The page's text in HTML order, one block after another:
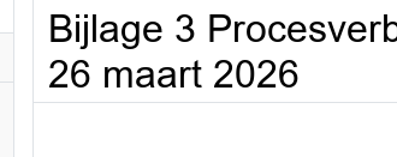
Bijlage 3
26 maart 2026